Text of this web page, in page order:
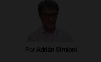
Por Adrián Simioni